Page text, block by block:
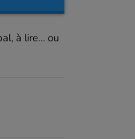
à lire… ou